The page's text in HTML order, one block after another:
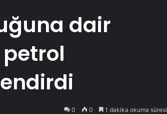
dair
0 0 1 dakika okuma süresi